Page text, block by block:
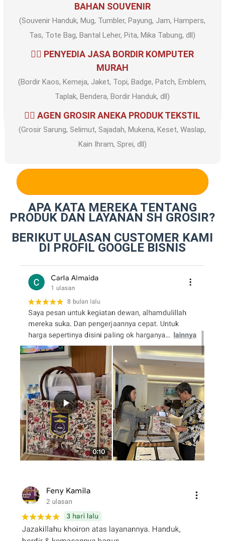
BAHAN SOUVENIR
(Souvenir Handuk, Mug, Tumbler, Payung, Jam, Hampers,
Tas, Tote Bag, Bantal Leher, Pita, Mika Tabung, dll)
✍🏻 PENYEDIA JASA BORDIR KOMPUTER
MURAH
(Bordir Kaos, Kemeja, Jaket, Topi, Badge, Patch, Emblem,
Taplak, Bendera, Bordir Handuk, dll)
✍🏻 AGEN GROSIR ANEKA PRODUK TEKSTIL
(Grosir Sarung, Selimut, Sajadah, Mukena, Keset, Waslap,
Kain Ihram, Sprei, dll)
APA KATA MEREKA TENTANG
PRODUK DAN LAYANAN SH GROSIR?
BERIKUT ULASAN CUSTOMER KAMI
DI PROFIL GOOGLE BISNIS